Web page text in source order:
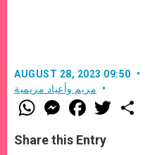
AUGUST 28, 2023 09:50
مريم وأعياد مريمية
W
h
t
s
M
e
s
e
F
a
e
b
w
Share this Entry